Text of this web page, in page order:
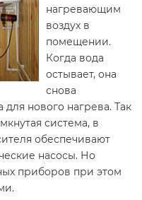
нагревающим
воздух в
помещении.
Когда вода
остывает, она
снова
для нового нагрева. Так
система, в
обеспечивают
насосы. Но
приборов при этом